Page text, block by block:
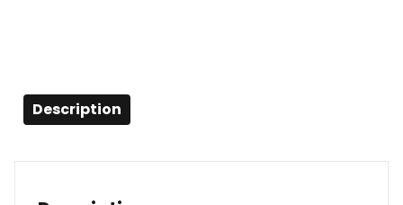
Description